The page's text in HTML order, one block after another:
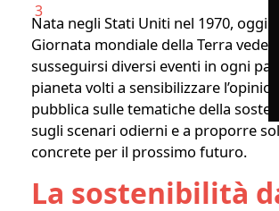
3
Nata negli Stati Uniti nel 1970, oggi la
Giornata mondiale della Terra vede
susseguirsi diversi eventi in ogni
pianeta volti a sensibilizzare l’opinione
pubblica sulle tematiche della
sugli scenari odierni e a proporre
concrete per il prossimo futuro.
La sostenibilità